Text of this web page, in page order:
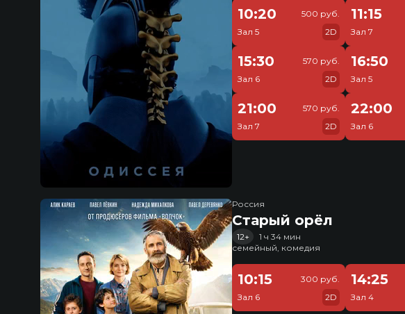
10:20
Зал 5
500 руб.
2D
11:15
Зал 7
15:30
Зал 6
570 руб.
2D
16:50
Зал 5
21:00
Зал 7
570 руб.
2D
22:00
Зал 6
Россия
Старый орёл
12+
1 ч 34 мин
семейный, комедия
10:15
Зал 6
300 руб.
2D
14:25
Зал 4